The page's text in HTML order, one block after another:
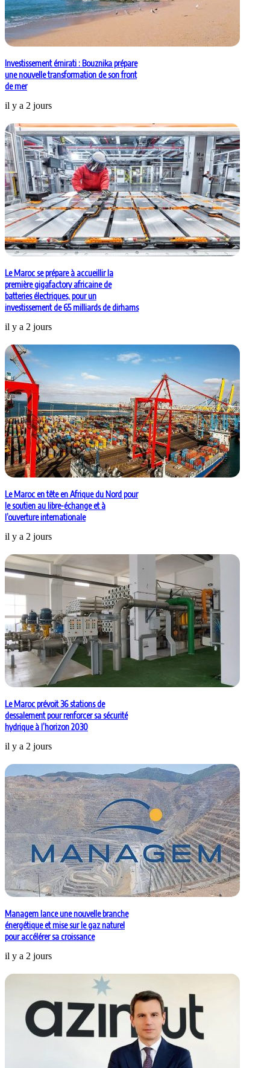
Investissement émirati : Bouznika prépare
une nouvelle transformation de son front
de mer
il y a 2 jours
Le Maroc se prépare à accueillir la
première gigafactory africaine de
batteries électriques, pour un
investissement de 65 milliards de dirhams
il y a 2 jours
Le Maroc en tête en Afrique du Nord pour
le soutien au libre-échange et à
l’ouverture internationale
il y a 2 jours
Le Maroc prévoit 36 stations de
dessalement pour renforcer sa sécurité
hydrique à l’horizon 2030
il y a 2 jours
Managem lance une nouvelle branche
énergétique et mise sur le gaz naturel
pour accélérer sa croissance
il y a 2 jours